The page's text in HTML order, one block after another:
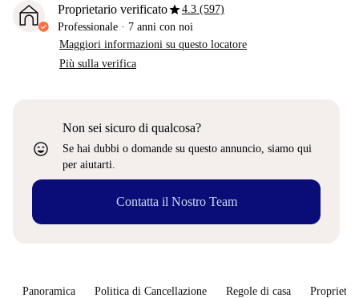
Proprietario verificatostar4.3 (597)
Professionale · 7 anni con noi
Maggiori informazioni su questo locatore
Più sulla verifica
sentiment_very_satisfied
Non sei sicuro di qualcosa?
Se hai dubbi o domande su questo annuncio, siamo qui
per aiutarti.
Contatta il Nostro Team
Panoramica Politica di Cancellazione Regole di casa